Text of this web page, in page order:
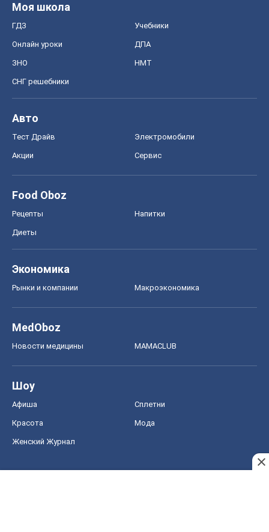
Моя школа
ГДЗ Учебники
Онлайн уроки ДПА
ЗНО НМТ
СНГ решебники
Авто
Тест Драйв Электромобили
Акции Сервис
Food Oboz
Рецепты Напитки
Диеты
Экономика
Рынки и компании Mакроэкономика
MedOboz
Новости медицины MAMACLUB
Шоу
Афиша Сплетни
Красота Мода
Женский Журнал